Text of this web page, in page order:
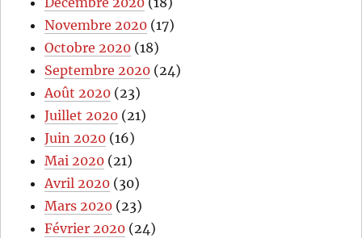
Novembre 2020 (17)
Octobre 2020 (18)
Septembre 2020 (24)
Août 2020 (23)
Juillet 2020 (21)
Juin 2020 (16)
Mai 2020 (21)
Avril 2020 (30)
Mars 2020 (23)
Février 2020 (24)